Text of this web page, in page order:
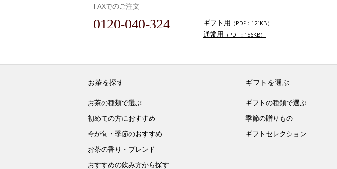
FAXでのご注文
0120-040-324 ギフト用 （PDF：121KB）
通常用 （PDF：156KB）
お茶を探す
お茶の種類で選ぶ
初めての方におすすめ
今が旬・季節のおすすめ
お茶の香り・ブレンド
おすすめの飲み方から探す
ギフトを選ぶ
ギフトの種類で選ぶ
季節の贈りもの
ギフトセレクション